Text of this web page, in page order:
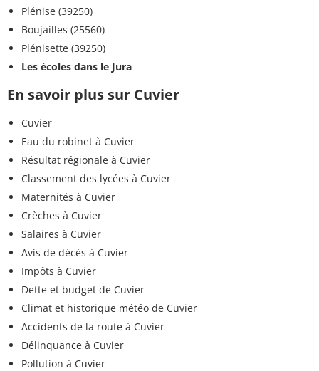
Plénise (39250)
Boujailles (25560)
Plénisette (39250)
Les écoles dans le Jura
En savoir plus sur Cuvier
Cuvier
Eau du robinet à Cuvier
Résultat régionale à Cuvier
Classement des lycées à Cuvier
Maternités à Cuvier
Crèches à Cuvier
Salaires à Cuvier
Avis de décès à Cuvier
Impôts à Cuvier
Dette et budget de Cuvier
Climat et historique météo de Cuvier
Accidents de la route à Cuvier
Délinquance à Cuvier
Pollution à Cuvier